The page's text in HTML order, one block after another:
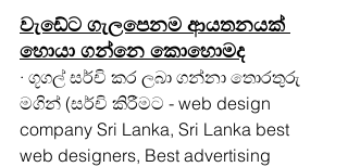
වැඩේට ගැලපෙනම ආයතනයක්
හොයා ගන්නෙ කොහොමද
· ගූගල් සර්චි කර ලබා ගන්නා තොරතුරු
මගින් (සර්චි කිරීමට - web design
company Sri Lanka, Sri Lanka best
web designers, Best advertising